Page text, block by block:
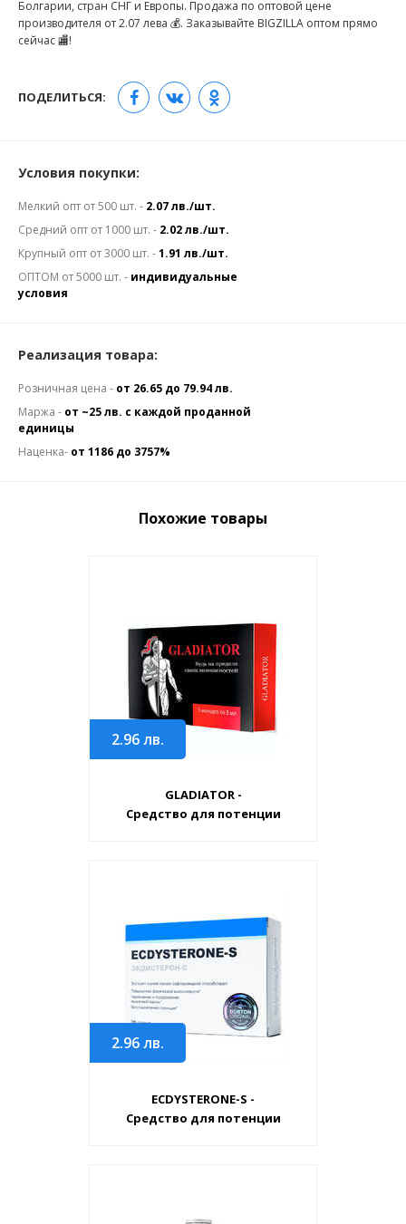
Болгарии, стран СНГ и Европы. Продажа по оптовой цене
производителя от 2.07 лева 💰. Заказывайте BIGZILLA оптом прямо
сейчас 🏬!
ПОДЕЛИТЬСЯ:
Условия покупки:
Мелкий опт от 500 шт. - 2.07 лв./шт.
Средний опт от 1000 шт. - 2.02 лв./шт.
Крупный опт от 3000 шт. -1.91 лв./шт.
ОПТОМ от 5000 шт. - индивидуальные
условия
Реализация товара:
Розничная цена - от 26.65 до 79.94 лв.
Маржа - от ~25 лв. с каждой проданной
единицы
Наценка- от 1186 до 3757%
Похожие товары
2.96лв.
GLADIATOR -
Средство для потенции
2.96лв.
ECDYSTERONE-S -
Средство для потенции